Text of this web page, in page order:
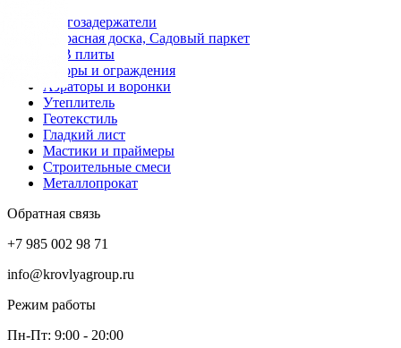
Снегозадержатели
Террасная доска, Садовый паркет
OSB плиты
Заборы и ограждения
Аэраторы и воронки
Утеплитель
Геотекстиль
Гладкий лист
Мастики и праймеры
Строительные смеси
Металлопрокат
Обратная связь
+7 985 002 98 71
info@krovlyagroup.ru
Режим работы
Пн-Пт: 9:00 - 20:00